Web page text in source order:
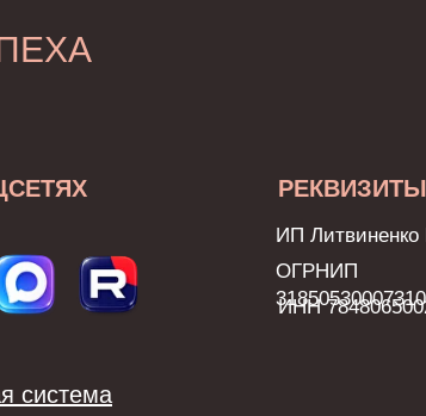
РЕКВИЗИТЫ
система
ИП Литвиненко
ОГРНИП
ИНН